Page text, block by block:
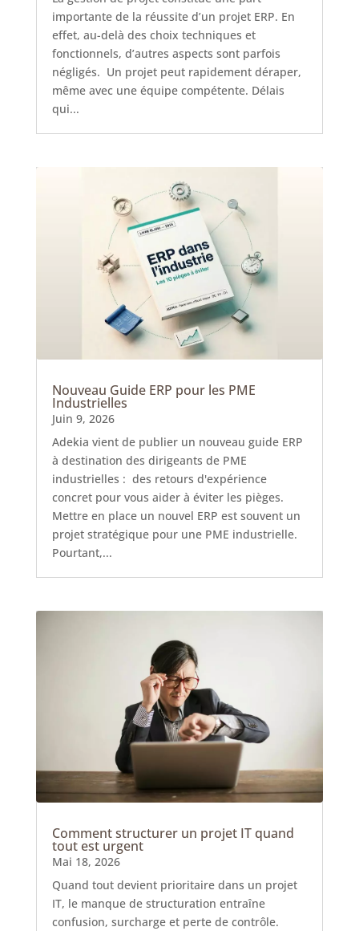
importante de la réussite d’un projet ERP. En
effet, au-delà des choix techniques et
fonctionnels, d’autres aspects sont parfois
négligés. Un projet peut rapidement déraper,
même avec une équipe compétente. Délais
qui...
Nouveau Guide ERP pour les PME
Industrielles
Juin 9, 2026
Adekia vient de publier un nouveau guide ERP
à destination des dirigeants de PME
industrielles : des retours d'expérience
concret pour vous aider à éviter les pièges.
Mettre en place un nouvel ERP est souvent un
projet stratégique pour une PME industrielle.
Pourtant,...
Comment structurer un projet IT quand
tout est urgent
Mai 18, 2026
Quand tout devient prioritaire dans un projet
IT, le manque de structuration entraîne
confusion, surcharge et perte de contrôle.